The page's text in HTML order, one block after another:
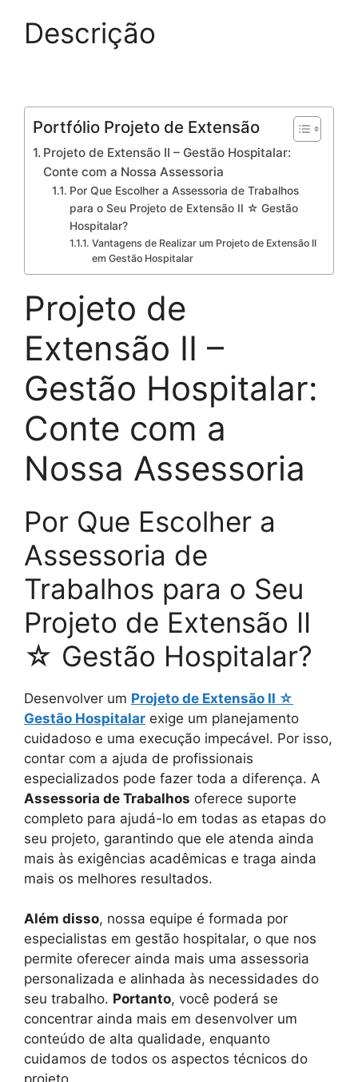
Descrição
Portfólio Projeto de Extensão
Projeto de Extensão II – Gestão Hospitalar:
Conte com a Nossa Assessoria
Por Que Escolher a Assessoria de Trabalhos
para o Seu Projeto de Extensão II ☆ Gestão
Hospitalar?
Vantagens de Realizar um Projeto de Extensão II
em Gestão Hospitalar
Projeto de
Extensão II –
Gestão Hospitalar:
Conte com a
Nossa Assessoria
Por Que Escolher a
Assessoria de
Trabalhos para o Seu
Projeto de Extensão II
☆ Gestão Hospitalar?
Desenvolver um Projeto de Extensão II ☆
Gestão Hospitalar exige um planejamento
cuidadoso e uma execução impecável. Por isso,
contar com a ajuda de profissionais
especializados pode fazer toda a diferença. A
Assessoria de Trabalhos oferece suporte
completo para ajudá-lo em todas as etapas do
seu projeto, garantindo que ele atenda ainda
mais às exigências acadêmicas e traga ainda
mais os melhores resultados.
Além disso, nossa equipe é formada por
especialistas em gestão hospitalar, o que nos
permite oferecer ainda mais uma assessoria
personalizada e alinhada às necessidades do
seu trabalho. Portanto, você poderá se
concentrar ainda mais em desenvolver um
conteúdo de alta qualidade, enquanto
cuidamos de todos os aspectos técnicos do
projeto.